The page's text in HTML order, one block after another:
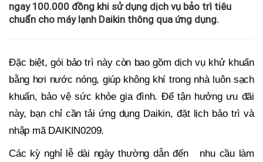
ngay 100.000 đồng khi sử dụng dịch vụ bảo trì tiêu
chuẩn cho máy lạnh Daikin thông qua ứng dụng.
Đặc biệt, gói bảo trì này còn bao gồm dịch vụ khử khuẩn
bằng hơi nước nóng, giúp không khí trong nhà luôn sạch
khuẩn, bảo vệ sức khỏe gia đình. Để tận hưởng ưu đãi
này, bạn chỉ cần tải ứng dụng Daikin, đặt lịch bảo trì và
nhập mã DAIKIN0209.
Các kỳ nghỉ lễ dài ngàythường dẫn đến
nhu cầu làm